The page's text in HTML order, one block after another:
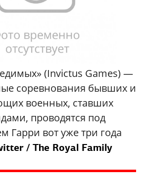
(Invictus Games) —
соревнования бывших и
военных, ставших
проводятся под
Гарри вот уже три года
/ The Royal Family